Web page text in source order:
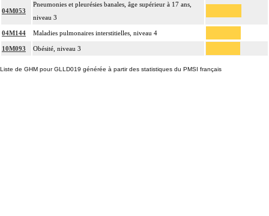
04M053
Pneumonies et pleurésies banales, âge supérieur à 17 ans,
niveau 3
04M144 Maladies pulmonaires interstitielles, niveau 4
10M093 Obésité, niveau 3
Liste de GHM pour GLLD019 générée à partir des statistiques du PMSI français